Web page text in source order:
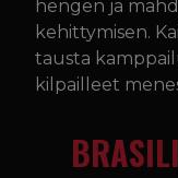
IN ENGLISH
TREENIKALENTERI
hengen ja
kehittymisen.
tausta
kilpailleet